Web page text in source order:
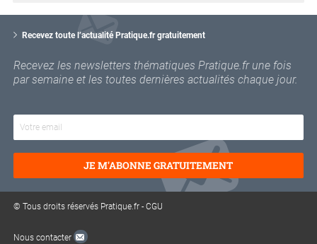
Recevez toute l’actualité Pratique.fr gratuitement
Recevez les newsletters thématiques Pratique.fr une fois
par semaine et les toutes dernières actualités chaque jour.
o
r
e
e
JE M'ABONNE GRATUITEMENT
© Tous droits réservés Pratique.fr -CGU
Nous contacter